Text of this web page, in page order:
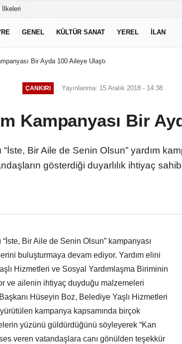
GENEL KÜLTÜR SANAT YEREL İLAN
Bir Ayda 100 Aileye Ulaştı
ÇANKIRI Yayınlanma: 15 Aralık 2018 - 14:38
Kampanyası Bir
“İste, Bir Aile de Senin Olsun” yardım
gösterdiği duyarlılık ihtiyaç
“İste, Bir Aile de Senin Olsun” kampanyası
buluşturmaya devam ediyor. Yardım elini
Hizmetleri ve Sosyal Yardımlaşma Biriminin
ve ailenin ihtiyaç duyduğu malzemeleri
Hüseyin Boz, Belediye Yaşlı Hizmetleri
kampanya kapsamında birçok
yüzünü güldürdüğünü söyleyerek “Kan
veren vatandaşlara canı gönülden teşekkür